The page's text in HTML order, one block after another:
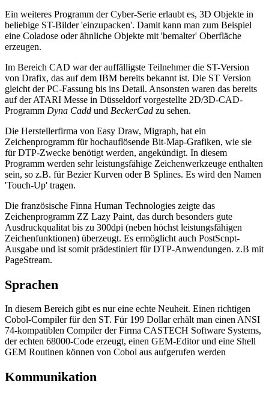
Ein weiteres Programm der Cyber-Serie erlaubt es, 3D Objekte in
beliebige ST-Bilder 'einzupacken'. Damit kann man zum Beispiel
eine Coladose oder ähnliche Objekte mit 'bemalter' Oberfläche
erzeugen.
Im Bereich CAD war der auffälligste Teilnehmer die ST-Version
von Drafix, das auf dem IBM bereits bekannt ist. Die ST Version
gleicht der PC-Fassung bis ins Detail. Ansonsten waren das bereits
auf der ATARI Messe in Düsseldorf vorgestellte 2D/3D-CAD-
Programm Dyna Cadd und BeckerCad zu sehen.
Die Herstellerfirma von Easy Draw, Migraph, hat ein
Zeichenprogramm für hochauflösende Bit-Map-Grafiken, wie sie
für DTP-Zwecke benötigt werden, angekündigt. In diesem
Programm werden sehr leistungsfähige Zeichenwerkzeuge enthalten
sein, so z.B. für Bezier Kurven oder B Splines. Es wird den Namen
'Touch-Up' tragen.
Die französische Finna Human Technologies zeigte das
Zeichenprogramm ZZ Lazy Paint, das durch besonders gute
Ausdruckqualitat bis zu 300dpi (neben höchst leistungsfähigen
Zeichenfunktionen) überzeugt. Es ermöglicht auch PostScnpt-
Ausgabe und ist somit prädestiniert für DTP-Anwendungen. z.B mit
PageStream.
Sprachen
In diesem Bereich gibt es nur eine echte Neuheit. Einen richtigen
Cobol-Compiler für den ST. Für 199 Dollar erhält man einen ANSI
74-kompatiblen Compiler der Firma CASTECH Software Systems,
der echten 68000-Code erzeugt, einen GEM-Editor und eine Shell
GEM Routinen können von Cobol aus aufgerufen werden
Kommunikation